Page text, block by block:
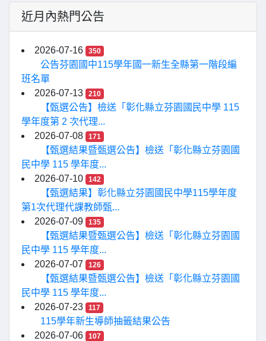
近月內熱門公告
2026-07-16 350
公告芬園國中115學年國一新生全縣第一階段編
班名單
2026-07-13
210
【甄選公告】檢送「彰化縣立芬園國民中學 115
學年度第 2 次代理...
2026-07-08
171
【甄選結果暨甄選公告】檢送「彰化縣立芬園國
民中學 115 學年度...
2026-07-10
142
【甄選結果】彰化縣立芬園國民中學115學年度
第1次代理代課教師甄...
2026-07-09
135
【甄選結果暨甄選公告】檢送「彰化縣立芬園國
民中學 115 學年度...
2026-07-07
126
【甄選結果暨甄選公告】檢送「彰化縣立芬園國
民中學 115 學年度...
2026-07-23
117
115學年新生導師抽籤結果公告
2026-07-06
107